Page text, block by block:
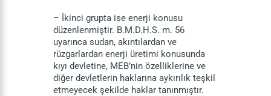
– İkinci grupta ise enerji konusu
düzenlenmiştir. B.M.D.H.S. m. 56
uyarınca sudan, akıntılardan ve
rüzgarlardan enerji üretimi konusunda
kıyı devletine, MEB’nin özelliklerine ve
diğer devletlerin haklarına aykırılık teşkil
etmeyecek şekilde haklar tanınmıştır.